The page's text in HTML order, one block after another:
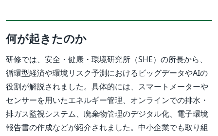
何が起きたのか
研修では、安全・健康・環境研究所（SHE）の所長から、
循環型経済や環境リスク予測におけるビッグデータやAIの
役割が解説されました。具体的には、スマートメーターや
センサーを用いたエネルギー管理、オンラインでの排水・
排ガス監視システム、廃棄物管理のデジタル化、電子環境
報告書の作成などが紹介されました。中小企業でも取り組